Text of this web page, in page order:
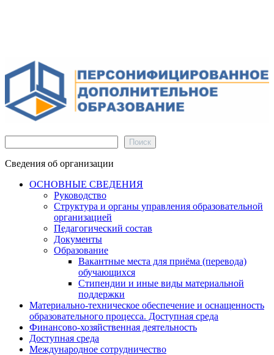
Поиск
Сведения об организации
ОСНОВНЫЕ СВЕДЕНИЯ
Руководство
Структура и органы управления образовательной
организацией
Педагогический состав
Документы
Образование
Вакантные места для приёма (перевода)
обучающихся
Стипендии и иные виды материальной
поддержки
Материально-техническое обеспечение и оснащенность
образовательного процесса. Доступная среда
Финансово-хозяйственная деятельность
Доступная среда
Международное сотрудничество